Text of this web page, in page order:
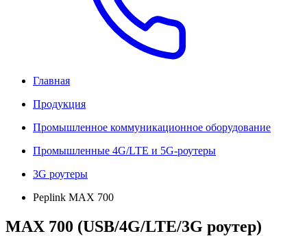
Главная
Продукция
Промышленное коммуникационное оборудование
Промышленные 4G/LTE и 5G-роутеры
3G роутеры
Peplink MAX 700
MAX 700 (USB/4G/LTE/3G роутер)